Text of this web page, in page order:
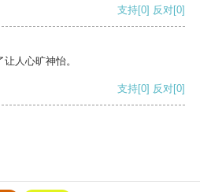
支持[0] 反对[0]
人心旷神怡。
支持[0] 反对[0]